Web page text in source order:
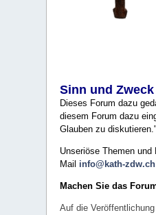
Sinn und
Dieses Forum dazu
diesem Forum dazu
Glauben zu
Unseriöse Themen
Mail info@kath-zdw.ch
Machen Sie das
Auf die